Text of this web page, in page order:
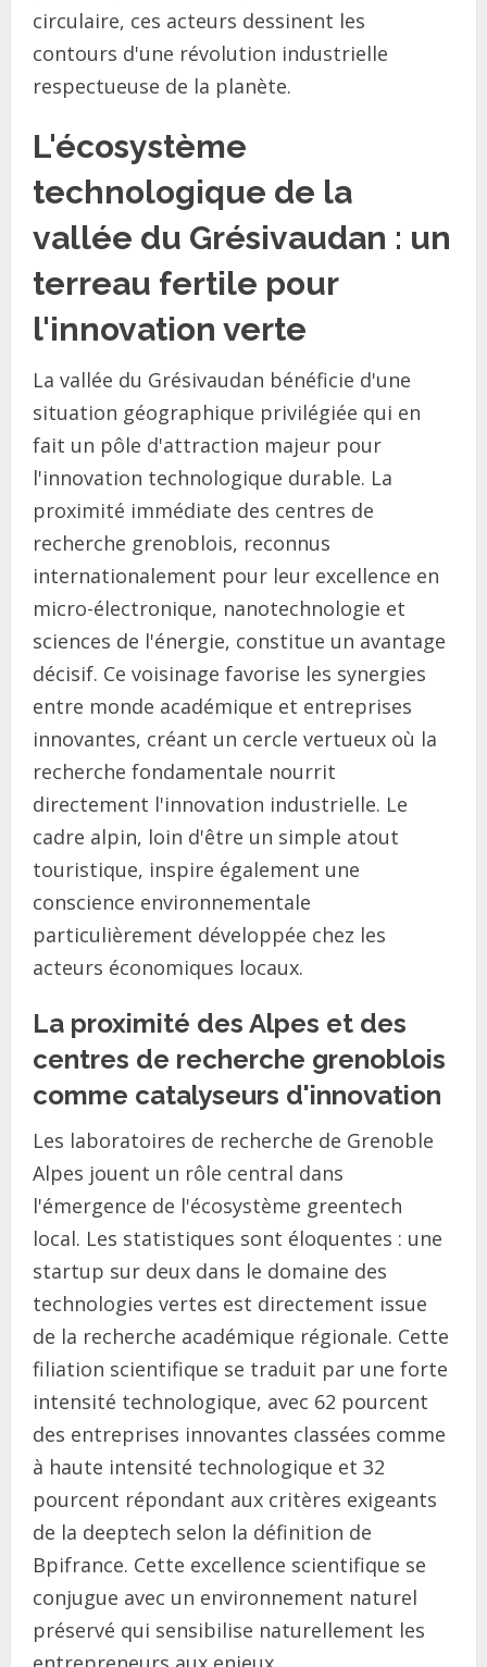
circulaire, ces acteurs dessinent les
contours d'une révolution industrielle
respectueuse de la planète.
L'écosystème
technologique de la
vallée du Grésivaudan : un
terreau fertile pour
l'innovation verte
La vallée du Grésivaudan bénéficie d'une
situation géographique privilégiée qui en
fait un pôle d'attraction majeur pour
l'innovation technologique durable. La
proximité immédiate des centres de
recherche grenoblois, reconnus
internationalement pour leur excellence en
micro-électronique, nanotechnologie et
sciences de l'énergie, constitue un avantage
décisif. Ce voisinage favorise les synergies
entre monde académique et entreprises
innovantes, créant un cercle vertueux où la
recherche fondamentale nourrit
directement l'innovation industrielle. Le
cadre alpin, loin d'être un simple atout
touristique, inspire également une
conscience environnementale
particulièrement développée chez les
acteurs économiques locaux.
La proximité des Alpes et des
centres de recherche grenoblois
comme catalyseurs d'innovation
Les laboratoires de recherche de Grenoble
Alpes jouent un rôle central dans
l'émergence de l'écosystème greentech
local. Les statistiques sont éloquentes : une
startup sur deux dans le domaine des
technologies vertes est directement issue
de la recherche académique régionale. Cette
filiation scientifique se traduit par une forte
intensité technologique, avec 62 pourcent
des entreprises innovantes classées comme
à haute intensité technologique et 32
pourcent répondant aux critères exigeants
de la deeptech selon la définition de
Bpifrance. Cette excellence scientifique se
conjugue avec un environnement naturel
préservé qui sensibilise naturellement les